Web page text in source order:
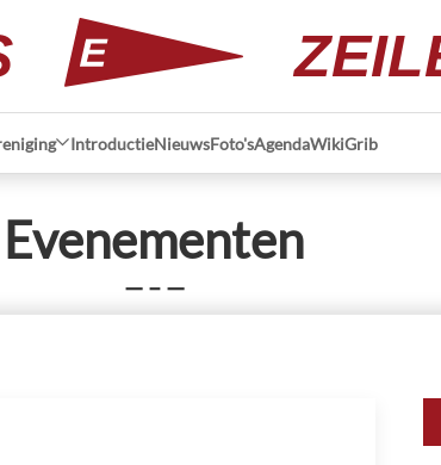
IntroductieNieuwsFoto'sAgendaWikiGrib
Evenementen
— – —